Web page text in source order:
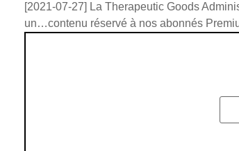
[2021-07-27] La Therapeutic Goods
un…contenu réservé à nos abonnés